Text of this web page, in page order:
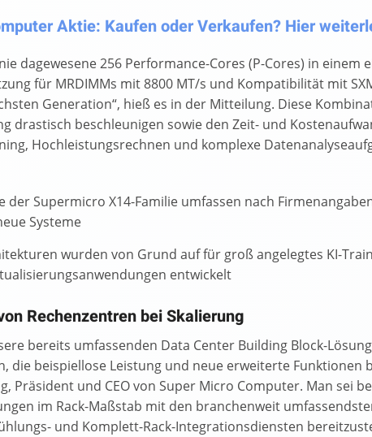
Aktie: Kaufen oder Verkaufen? Hier
dagewesene 256 Performance-Cores (P-Cores) in einem
für MRDIMMs mit 8800 MT/s und Kompatibilität mit
Generation“, hieß es in der Mitteilung. Diese
drastisch beschleunigen sowie den Zeit- und
Hochleistungsrechnen und komplexe
der Supermicro X14-Familie umfassen nach
Systeme
wurden von Grund auf für groß angelegtes KI-
entwickelt
Rechenzentren bei Skalierung
bereits umfassenden Data Center Building Block-
die beispiellose Leistung und neue erweiterte Funktionen
Präsident und CEO von Super Micro Computer. Man sei
im Rack-Maßstab mit den branchenweit
und Komplett-Rack-Integrationsdiensten